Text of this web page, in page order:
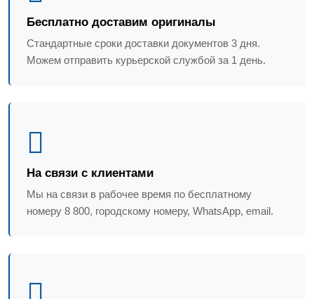
Бесплатно доставим оригиналы
Стандартные сроки доставки документов 3 дня.
Можем отправить курьерской службой за 1 день.
На связи с клиентами
Мы на связи в рабочее время по бесплатному
номеру 8 800, городскому номеру, WhatsApp, email.